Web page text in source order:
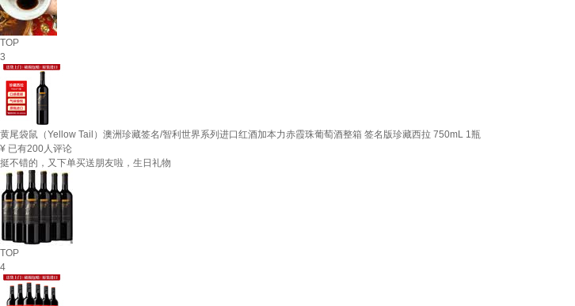
TOP
3
黄尾袋鼠（Yellow Tail）澳洲珍藏签名/智利世界系列进口红酒加本力赤霞珠葡萄酒整箱 签名版珍藏西拉 750mL 1瓶
¥ 已有200人评论
挺不错的，又下单买送朋友啦，生日礼物
TOP
4